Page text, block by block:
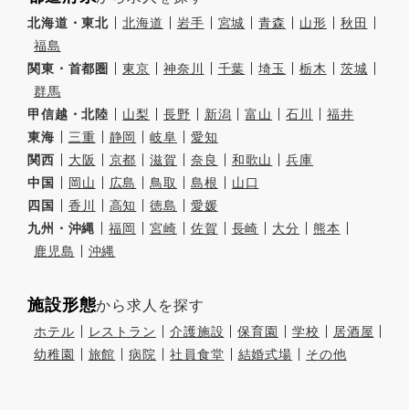
北海道・東北 北海道 岩手 宮城 青森 山形
秋田
福島
関東・首都圏
東京 神奈川 千葉 埼玉 栃木
茨城
群馬
甲信越・北陸
山梨 長野 新潟 富山 石川
福井
東海
三重 静岡 岐阜
愛知
関西
大阪 京都 滋賀 奈良 和歌山
兵庫
中国
岡山 広島 鳥取 島根
山口
四国
香川 高知 徳島
愛媛
九州・沖縄
福岡 宮崎 佐賀 長崎 大分
熊本
鹿児島
沖縄
施設形態から求人を探す
ホテル レストラン 介護施設 保育園 学校
居酒屋
幼稚園
旅館 病院 社員食堂 結婚式場 その他